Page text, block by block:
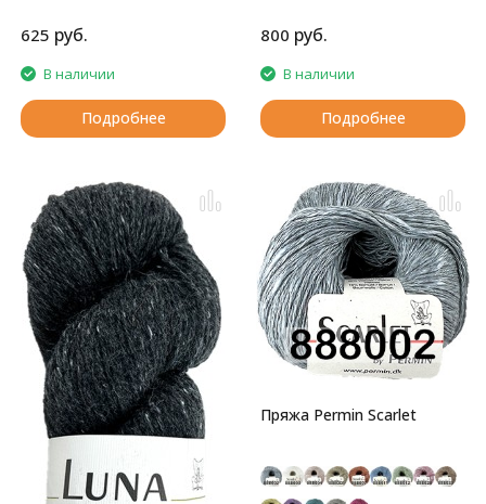
625 руб.
В наличии
Подробнее
800 руб.
В наличии
Подробнее
Пряжа Permin Scarlet